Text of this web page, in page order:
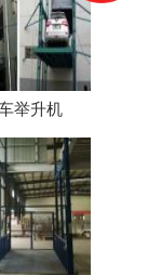
举升机